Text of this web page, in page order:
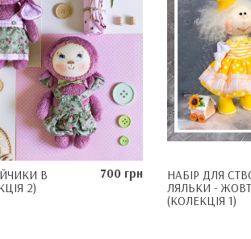
В
2)
700 грн
НАБІР ДЛЯ
ЛЯЛЬКИ -
(КОЛЕКЦІЯ 1)